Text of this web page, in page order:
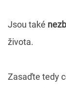
Jsou také
života.
Zasaďte tedy